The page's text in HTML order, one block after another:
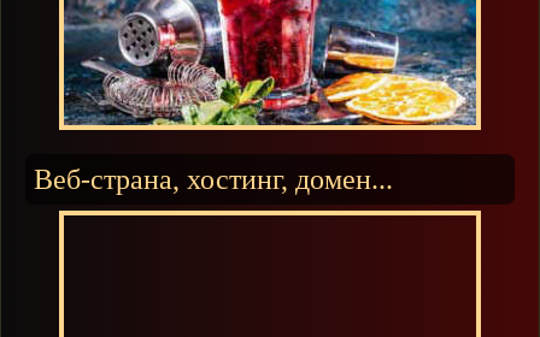
Веб-страна, хостинг, домен...